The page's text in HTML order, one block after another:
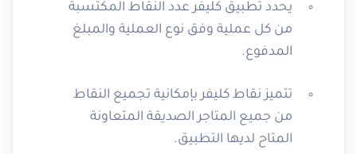
يحدد تطبيق كليفر عدد النقاط المكتسبة
من كل عملية وفق نوع العملية والمبلغ
المدفوع.
تتميز نقاط كليفر بإمكانية تجميع النقاط
من جميع المتاجر الصديقة المتعاونة
المتاح لديها التطبيق.